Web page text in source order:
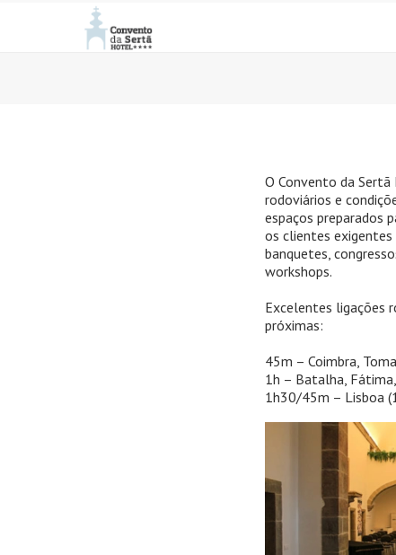
O Convento da
rodoviários e
espaços preparados
os clientes
banquetes,
workshops.
Excelentes ligações
próximas:
45m – Coimbra,
1h – Batalha,
1h30/45m – Lisboa